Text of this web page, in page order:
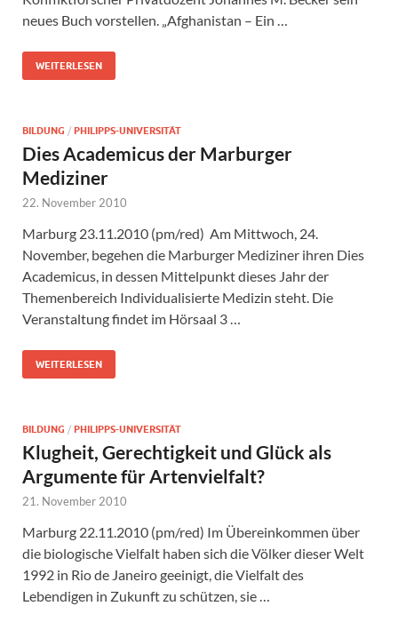
neues Buch vorstellen. „Afghanistan – Ein …
WEITERLESEN
BILDUNG / PHILIPPS-UNIVERSITÄT
Dies Academicus der Marburger
Mediziner
22. November 2010
Marburg 23.11.2010 (pm/red) Am Mittwoch, 24.
November, begehen die Marburger Mediziner ihren Dies
Academicus, in dessen Mittelpunkt dieses Jahr der
Themenbereich Individualisierte Medizin steht. Die
Veranstaltung findet im Hörsaal 3 …
WEITERLESEN
BILDUNG / PHILIPPS-UNIVERSITÄT
Klugheit, Gerechtigkeit und Glück als
Argumente für Artenvielfalt?
21. November 2010
Marburg 22.11.2010 (pm/red) Im Übereinkommen über
die biologische Vielfalt haben sich die Völker dieser Welt
1992 in Rio de Janeiro geeinigt, die Vielfalt des
Lebendigen in Zukunft zu schützen, sie …